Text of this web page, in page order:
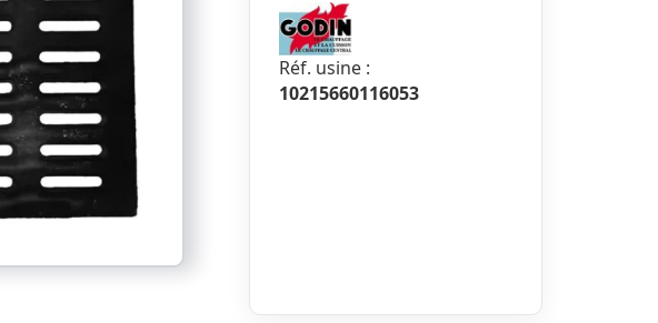
Réf. usine :
10215660116053